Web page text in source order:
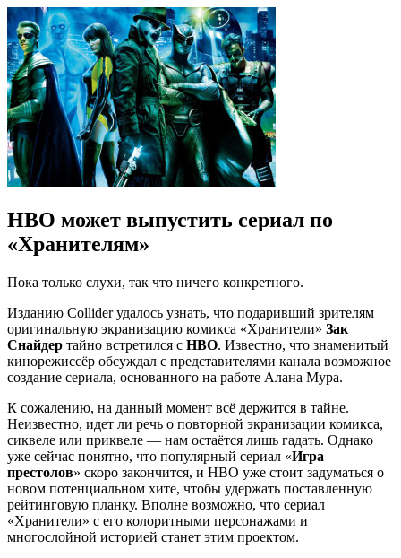
HBO может выпустить сериал по
«Хранителям»
Пока только слухи, так что ничего конкретного.
Изданию Collider удалось узнать, что подаривший зрителям
оригинальную экранизацию комикса «Хранители» Зак
Снайдер тайно встретился с HBO. Известно, что знаменитый
кинорежиссёр обсуждал с представителями канала возможное
создание сериала, основанного на работе Алана Мура.
К сожалению, на данный момент всё держится в тайне.
Неизвестно, идет ли речь о повторной экранизации комикса,
сиквеле или приквеле — нам остаётся лишь гадать. Однако
уже сейчас понятно, что популярный сериал «Игра
престолов» скоро закончится, и HBO уже стоит задуматься о
новом потенциальном хите, чтобы удержать поставленную
рейтинговую планку. Вполне возможно, что сериал
«Хранители» с его колоритными персонажами и
многослойной историей станет этим проектом.